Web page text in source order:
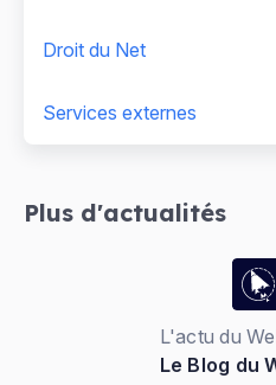
Droit du Net
Services externes
Plus d'actualités
L'actu du
Le Blog du